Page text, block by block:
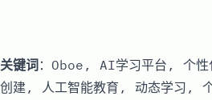
关键词：Oboe, AI学习平台, 个
创建, 人工智能教育, 动态学习,